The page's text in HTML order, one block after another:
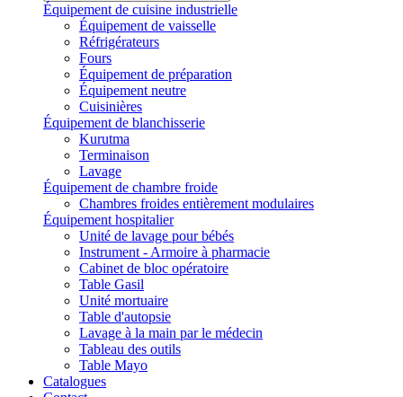
Équipement de cuisine industrielle
Équipement de vaisselle
Réfrigérateurs
Fours
Équipement de préparation
Équipement neutre
Cuisinières
Équipement de blanchisserie
Kurutma
Terminaison
Lavage
Équipement de chambre froide
Chambres froides entièrement modulaires
Équipement hospitalier
Unité de lavage pour bébés
Instrument - Armoire à pharmacie
Cabinet de bloc opératoire
Table Gasil
Unité mortuaire
Table d'autopsie
Lavage à la main par le médecin
Tableau des outils
Table Mayo
Catalogues